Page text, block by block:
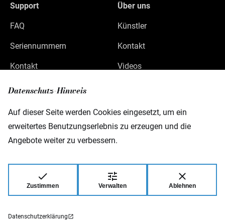
Datenschutz-Hinweis
Auf dieser Seite werden Cookies eingesetzt, um ein
erweitertes Benutzungserlebnis zu erzeugen und die
Angebote weiter zu verbessern.
Zustimmen Verwalten Ablehnen
Datenschutzerklärung
Support
FAQ
Seriennummern
Kontakt
Über uns
Künstler
Kontakt
Videos
Gewerbepark 46
D-08258 Markneukirchen
© 2026 Warwick GmbH & Co Music Equipment
KG.